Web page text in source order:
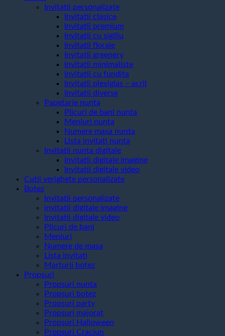
Invitatii personalizate
Invitatii clasice
Invitatii premium
Invitatii cu sigiliu
Invitatii florale
Invitatii greenery
Invitatii minimaliste
Invitatii cu fundita
Invitatii plexiglas – acril
Invitatii diverse
Papetarie nunta
Plicuri de bani nunta
Meniuri nunta
Numere masa nunta
Lista invitati nunta
Invitatii nunta digitale
Invitatii digitale imagine
Invitatii digitale video
Cutii verighete personalizate
Botez
Invitatii personalizate
invitatii digitale imagine
Invitatii digitale video
Plicuri de bani
Meniuri
Numere de masa
Lista invitati
Marturii botez
Propsuri
Propsuri nunta
Propsuri botez
Propsuri party
Propsuri majorat
Propsuri Halloween
Propsuri Craciun